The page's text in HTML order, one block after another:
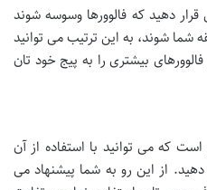
قرار دهید که فالوورها وسوسه شوند
شما شوند، به این ترتیب می توانید
بیشتری را به پیج خود تان
که می توانید با استفاده از آن
دهید. از این رو به شما پیشنهاد می